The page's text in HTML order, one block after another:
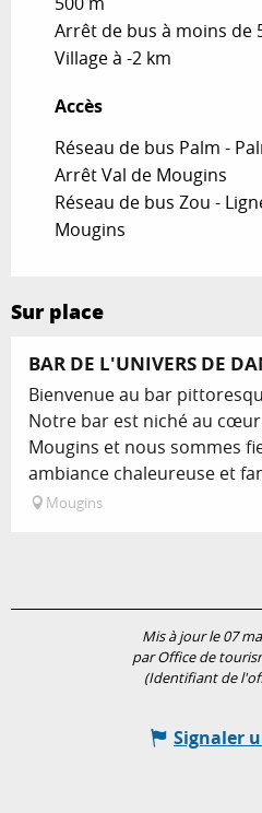
Arrêt de bus à moins de
Village à -2 km
Accès
Accès
Réseau de bus Palm -
Arrêt Val de Mougins
Réseau de bus Zou -
Mougins
Sur place
BAR DE L'UNIVERS DE
Bienvenue au bar
Notre bar est niché au
Mougins et nous sommes
ambiance chaleureuse et
Mougins
Mis à jour le 07
par Office de
(Identifiant de
Signaler